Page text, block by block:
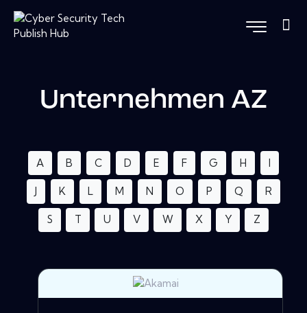
Unternehmen AZ
A B C D E F G H I
J K L M N O P Q R
S T U V W X Y Z